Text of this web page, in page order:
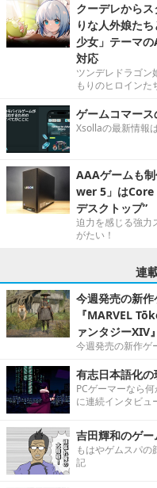
クーデレから
りな人外娘た
少女」テーマ
対応
ツンデレドラゴン
もりのヒロインた
ゲームコマー
Xsollaの最新情報
AAAゲームも
wer 5」はCore
デスクトップ”
迫力を感じる強力
がたい！
連
今週発売の新
『MARVEL
ァンタジーXIV
今週発売の新作ゲ
有志日本語化の
PCゲーマーなら
に連続インタビュ
吉田輝和のゲ
もはやゲムスパの
記